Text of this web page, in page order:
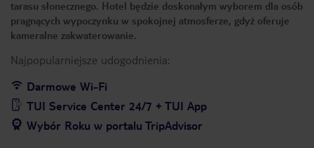
tarasu słonecznego. Hotel będzie doskonałym wyborem dla osób
pragnących wypoczynku w spokojnej atmosferze, gdyż oferuje
kameralne zakwaterowanie.
Najpopularniejsze udogodnienia:
Darmowe Wi-Fi
TUI Service Center 24/7 + TUI App
Wybór Roku w portalu TripAdvisor